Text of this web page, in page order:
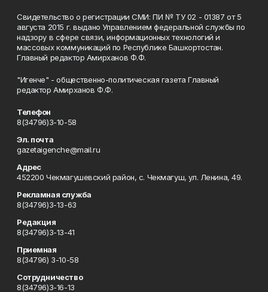
Свидетельство о регистрации СМИ: ПИ № ТУ 02 - 01387 от 5
августа 2015 г. выдано Управлением федеральной службы по
надзору в сфере связи, информационных технологий и
массовых коммуникаций по Республике Башкортостан.
Главный редактор Амирханов Ф.Ф.
"Игенче" - общественно-политическая газета Главный
редактор Амирханов Ф.Ф.
Телефон
8(34796)3-10-58
Эл. почта
gazetaigenche@mail.ru
Адрес
452200 Чекмагушевский район, с. Чекмагуш, ул. Ленина, 49.
Рекламная служба
8(34796)3-13-63
Редакция
8(34796)3-13-41
Приемная
8(34796) 3-10-58
Сотрудничество
8(34796)3-16-13